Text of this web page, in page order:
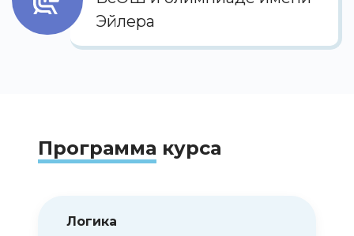
Эйлера
Программа курса
Логика